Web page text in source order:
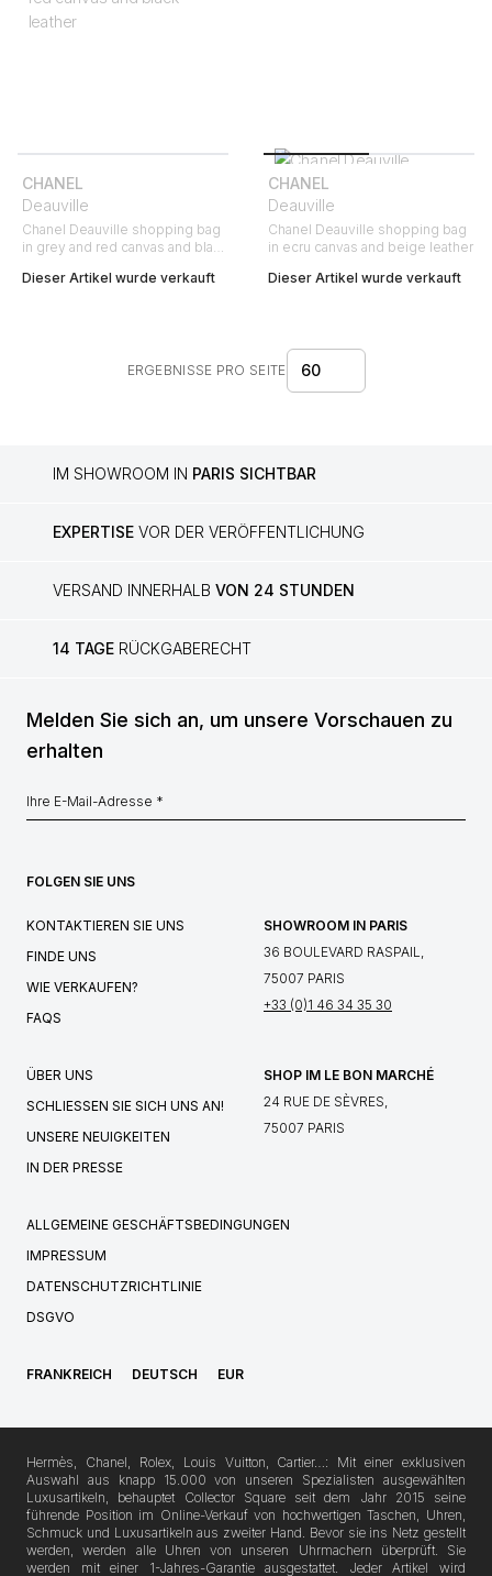
CHANEL
Deauville
Chanel Deauville shopping bag
in grey and red canvas and black
Dieser Artikel wurde verkauft
CHANEL
Deauville
Chanel Deauville shopping bag
in ecru canvas and beige leather
Dieser Artikel wurde verkauft
ERGEBNISSE PRO SEITE 60
IM SHOWROOM IN PARIS SICHTBAR
EXPERTISE VOR DER VERÖFFENTLICHUNG
VERSAND INNERHALB VON 24 STUNDEN
14 TAGE RÜCKGABERECHT
Melden Sie sich an, um unsere Vorschauen zu
erhalten
FOLGEN SIE UNS
KONTAKTIEREN SIE UNS
FINDE UNS
WIE VERKAUFEN?
FAQS
SHOWROOM IN PARIS
36 BOULEVARD RASPAIL,
75007 PARIS
+33 (0)1 46 34 35 30
ÜBER UNS
SCHLIESSEN SIE SICH UNS AN!
UNSERE NEUIGKEITEN
IN DER PRESSE
SHOP IM LE BON MARCHÉ
24 RUE DE SÈVRES,
75007 PARIS
ALLGEMEINE GESCHÄFTSBEDINGUNGEN
IMPRESSUM
DATENSCHUTZRICHTLINIE
DSGVO
FRANKREICH DEUTSCH EUR
Hermès, Chanel, Rolex, Louis Vuitton, Cartier…: Mit einer exklusiven
Auswahl aus knapp 15.000 von unseren Spezialisten ausgewählten
Luxusartikeln, behauptet Collector Square seit dem Jahr 2015 seine
führende Position im Online-Verkauf von hochwertigen Taschen, Uhren,
Schmuck und Luxusartikeln aus zweiter Hand. Bevor sie ins Netz gestellt
werden, werden alle Uhren von unseren Uhrmachern überprüft. Sie
werden mit einer 1-Jahres-Garantie ausgestattet. Jeder Artikel wird